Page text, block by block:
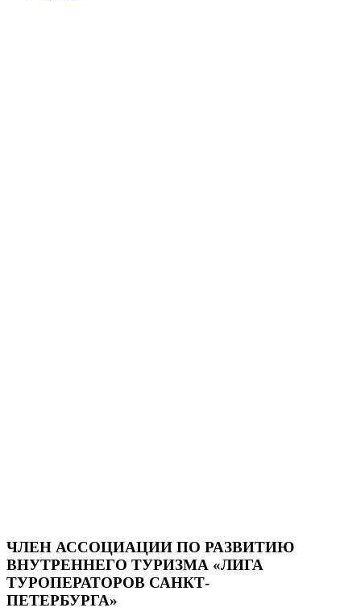
ЧЛЕН АССОЦИАЦИИ ПО РАЗВИТИЮ
ВНУТРЕННЕГО ТУРИЗМА «ЛИГА
ТУРОПЕРАТОРОВ САНКТ-
ПЕТЕРБУРГА»